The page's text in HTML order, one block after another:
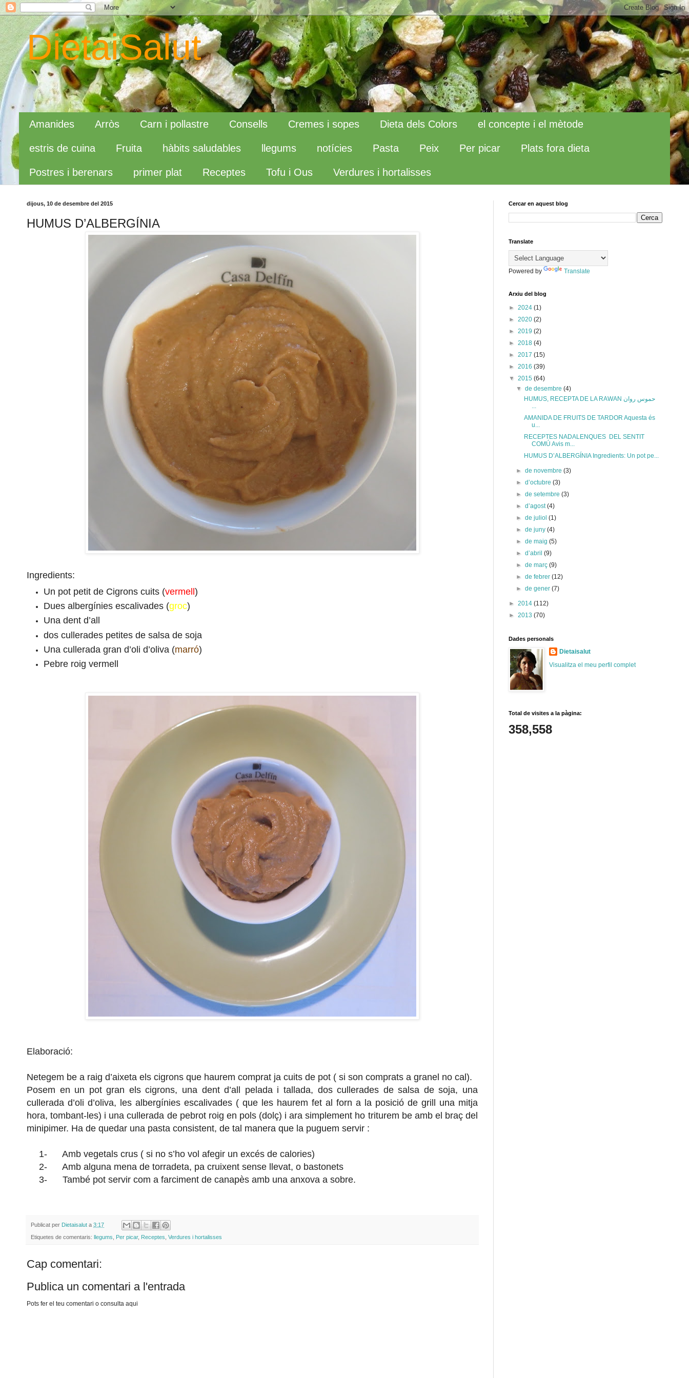
DietaiSalut
Amanides Arròs Carn i pollastre Consells Cremes i sopes Dieta dels Colors el concepte i el mètode
estris de cuina Fruita hàbits saludables llegums notícies Pasta Peix Per picar Plats fora dieta
Postres i berenars primer plat Receptes Tofu i Ous Verdures i hortalisses
dijous, 10 de desembre del 2015
HUMUS D’ALBERGÍNIA
Ingredients:
Un pot petit de Cigrons cuits (vermell)
Dues albergínies escalivades (groc)
Una dent d’all
dos cullerades petites de salsa de soja
Una cullerada gran d’oli d’oliva (marró)
Pebre roig vermell
Elaboració:
Netegem be a raig d’aixeta els cigrons que haurem comprat ja cuits de pot ( si son comprats a granel no cal).
Posem en un pot gran els cigrons, una dent d’all pelada i tallada, dos cullerades de salsa de soja, una
cullerada d’oli d’oliva, les albergínies escalivades ( que les haurem fet al forn a la posició de grill una mitja
hora, tombant-les) i una cullerada de pebrot roig en pols (dolç) i ara simplement ho triturem be amb el braç del
minipimer. Ha de quedar una pasta consistent, de tal manera que la puguem servir :
1-
Amb vegetals crus ( si no s’ho vol afegir un excés de calories)
2-
Amb alguna mena de torradeta, pa cruixent sense llevat, o bastonets
3-
També pot servir com a farciment de canapès amb una anxova a sobre.
Publicat per Dietaisalut a 3:17
Etiquetes de comentaris: llegums Per picar, Receptes Verdures i hortalisses
Cap comentari:
Publica un comentari a l'entrada
Pots fer el teu comentari o consulta aqui
Cercar en aquest blog
Translate
Powered by Translate
Arxiu del blog
► 2024 (1)
► 2020 (2)
► 2019 (2)
► 2018 (4)
► 2017 (15)
► 2016 (39)
▼ 2015 (64)
▼de desembre(4)
HUMUS, RECEPTA DE LA RAWAN حموس روان
...
AMANIDA DE FRUITS DE TARDOR Aquesta és
u...
RECEPTES NADALENQUES DEL SENTIT
COMÚ Avis m...
HUMUS D’ALBERGÍNIA Ingredients: Un pot pe...
►de novembre(3)
►d’octubre(3)
►de setembre(3)
►d’agost(4)
►de juliol(1)
►de juny(4)
►de maig(5)
►d’abril(9)
►de març(9)
►de febrer(12)
►de gener(7)
► 2014 (112)
► 2013 (70)
Dades personals
Dietaisalut
Visualitza el meu perfil complet
Total de visites a la pàgina:
358,558